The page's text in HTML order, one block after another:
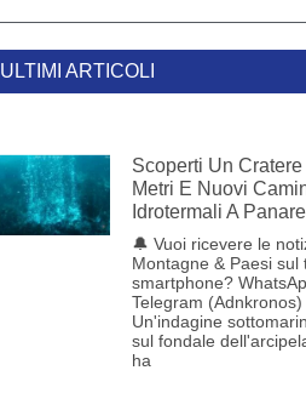
ULTIMI ARTICOLI
Scoperti Un
Metri E Nuovi
Idrotermali A
🔔 Vuoi ricevere le
Montagne & Paesi sul
smartphone?
Telegram (Adnkronos)
Un'indagine
sul fondale
ha